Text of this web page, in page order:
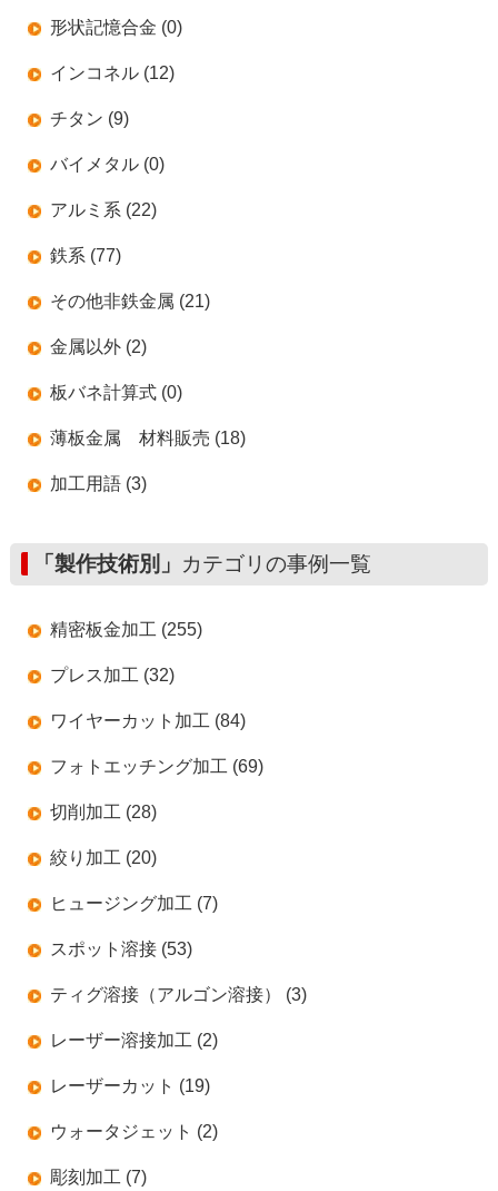
形状記憶合金 (0)
インコネル (12)
チタン (9)
バイメタル (0)
アルミ系 (22)
鉄系 (77)
その他非鉄金属 (21)
金属以外 (2)
板バネ計算式 (0)
薄板金属 材料販売 (18)
加工用語 (3)
「製作技術別」 カテゴリの事例一覧
精密板金加工 (255)
プレス加工 (32)
ワイヤーカット加工 (84)
フォトエッチング加工 (69)
切削加工 (28)
絞り加工 (20)
ヒュージング加工 (7)
スポット溶接 (53)
ティグ溶接（アルゴン溶接） (3)
レーザー溶接加工 (2)
レーザーカット (19)
ウォータジェット (2)
彫刻加工 (7)